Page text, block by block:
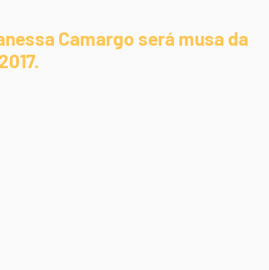
Camargo será musa da